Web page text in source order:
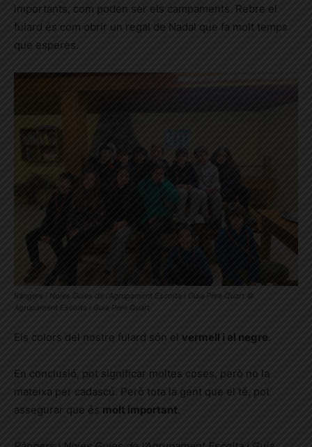
importants, com poden ser els campaments. Rebre el
fulard és com obrir un regal de Nadal que fa molt temps
que esperes.
Ràngers i Noies Guies de l’Agrupament Escolta i Guia Pere Quart ©
Agrupament Escolta i Guia Pere Quart
Els colors del nostre fulard són el vermell i el negre.
En conclusió, pot significar moltes coses, però no la
mateixa per cadascú. Però tota la gent que el té, pot
assegurar que és molt important.